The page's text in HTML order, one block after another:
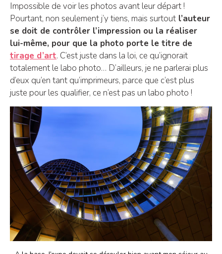
Impossible de voir les photos avant leur départ !
Pourtant, non seulement j’y tiens, mais surtout l’auteur
se doit de contrôler l’impression ou la réaliser
lui-même, pour que la photo porte le titre de
tirage d’art. C’est juste dans la loi, ce qu’ignorait
totalement le labo photo… D’ailleurs, je ne parlerai plus
d’eux qu’en tant qu’imprimeurs, parce que c’est plus
juste pour les qualifier, ce n’est pas un labo photo !